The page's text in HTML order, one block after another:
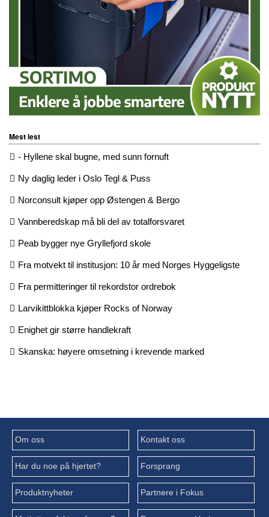
Mest lest
- Hyllene skal bugne, med sunn fornuft
Ny daglig leder i Oslo Tegl & Puss
Norconsult kjøper opp Østengen & Bergo
Vannberedskap må bli del av totalforsvaret
Peab bygger nye Gryllefjord skole
Fra motvekt til institusjon: 10 år med Norges Hyggeligste
Fra permitteringer til rekordstor ordrebok
Larvikittblokka kjøper Rocks of Norway
Enighet gir større handlekraft
Skanska: høyere omsetning i krevende marked
Om oss Kontakt oss
Har du noe på hjertet? Forsprang
Produktnyheter Partnere i Fokus